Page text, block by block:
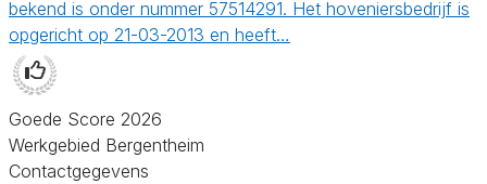
bekend is onder nummer 57514291. Het hoveniersbedrijf is
opgericht op 21-03-2013 en heeft…
Goede Score 2026
Werkgebied Bergentheim
Contactgegevens